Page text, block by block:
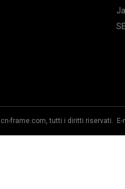
frame.com, tutti i diritti riservati. E-